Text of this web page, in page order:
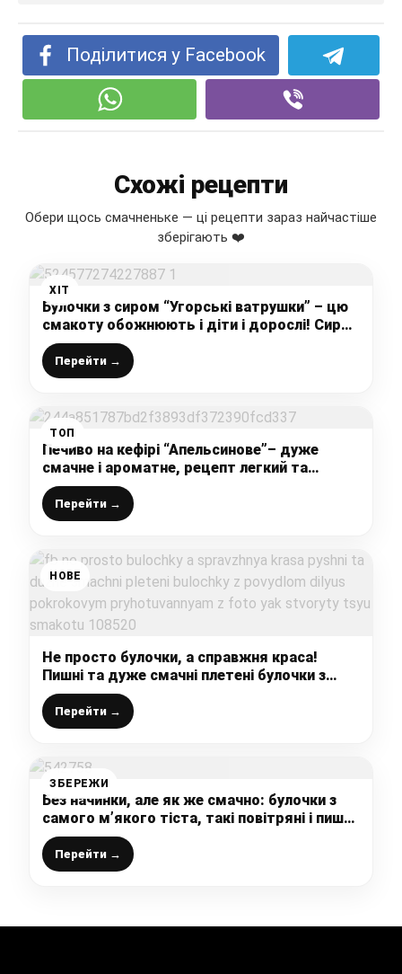
Поділитися у Facebook
Схожі рецепти
Обери щось смачненьке — ці рецепти зараз найчастіше
зберігають ❤️
ХІТ
Булочки з сиром “Угорські ватрушки” – цю
смакоту обожнюють і діти і дорослі! Сир
не витікає, А БУЛОЧКИ ДУЖЕ НІЖНІ!
Перейти →
ТОП
Печиво на кефірі “Апельсинове”– дуже
смачне і ароматне, рецепт легкий та
простий, а начинку можна брати будь-яку
Перейти →
НОВЕ
Не просто булочки, а справжня краса!
Пишні та дуже смачні плетені булочки з
повидлом – ділюсь покроковим
приготуванням з фото, як створити цю
смакоту
Перейти →
ЗБЕРЕЖИ
Без начинки, але як же смачно: булочки з
самого м’якого тіста, такі повітряні і пишні,
рецепт, який варто мати у своєму
записничку
Перейти →